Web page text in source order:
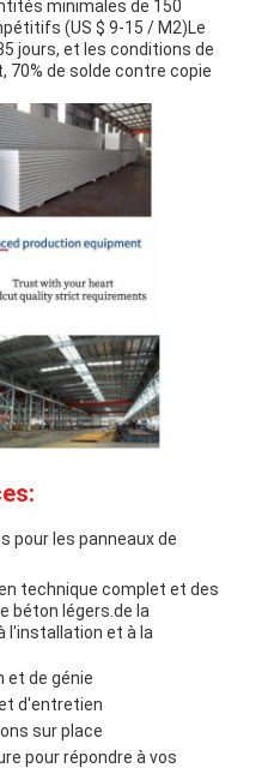
minimales de 150
(US $ 9-15 / M2)Le
jours, et les conditions de
70% de solde contre copie
pour les panneaux de
technique complet et des
béton légers.de la
l'installation et à la
et de génie
d'entretien
sur place
pour répondre à vos